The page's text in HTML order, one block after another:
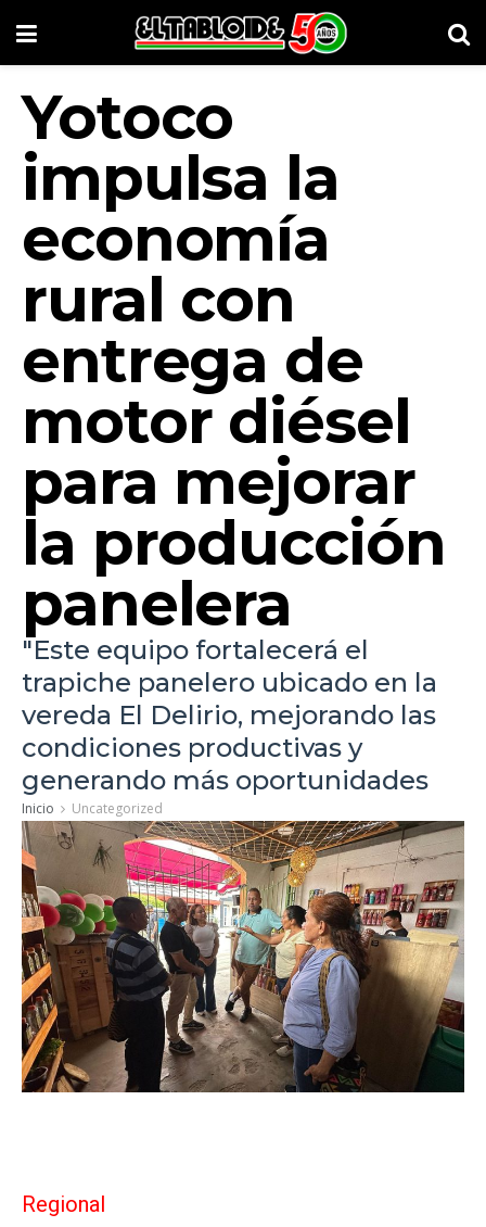
Yotoco
impulsa la
economía
rural con
entrega de
motor diésel
para mejorar
la producción
panelera
"Este equipo fortalecerá el
trapiche panelero ubicado en la
vereda El Delirio, mejorando las
condiciones productivas y
generando más oportunidades
Inicio Uncategorized
Regional